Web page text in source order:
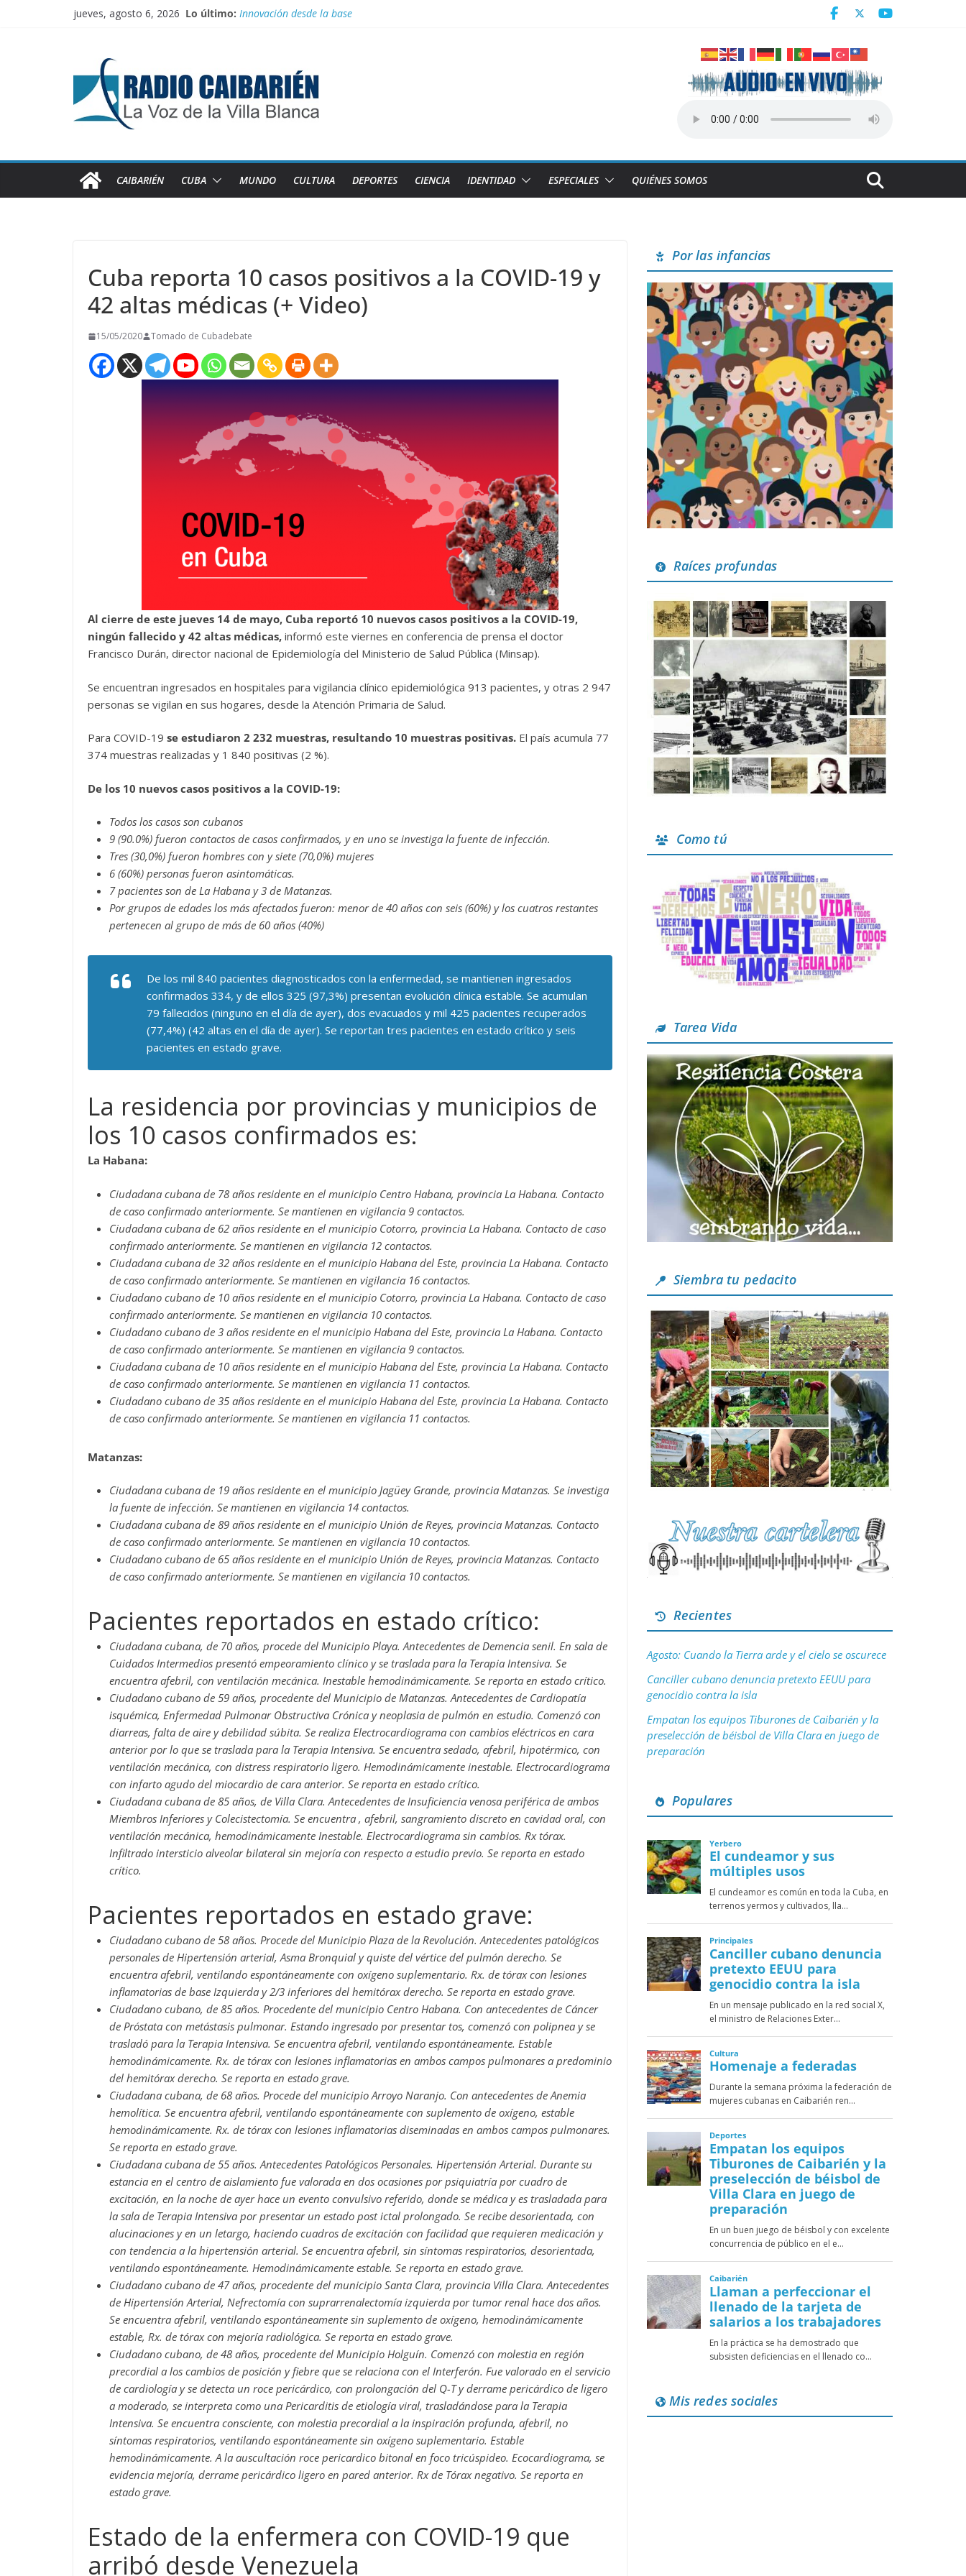
jueves, agosto 6, 2026 Lo último: Innovación desde la base
Empatan los equipos Tiburones de Caibarién y la preselección de béisbol de Villa Clara en juego de preparación
Homenaje a federadas
CAIBARIÉN CUBA MUNDO CULTURA DEPORTES CIENCIA IDENTIDAD ESPECIALES QUIÉNES SOMOS
Cuba reporta 10 casos positivos a la COVID-19 y
42 altas médicas (+ Video)
15/05/2020 Tomado de Cubadebate
Al cierre de este jueves 14 de mayo, Cuba reportó 10 nuevos casos positivos a la COVID-19,
ningún fallecido y 42 altas médicas, informó este viernes en conferencia de prensa el doctor
Francisco Durán, director nacional de Epidemiología del Ministerio de Salud Pública (Minsap).
Se encuentran ingresados en hospitales para vigilancia clínico epidemiológica 913 pacientes, y otras 2 947
personas se vigilan en sus hogares, desde la Atención Primaria de Salud.
Para COVID-19 se estudiaron 2 232 muestras, resultando 10 muestras positivas. El país acumula 77
374 muestras realizadas y 1 840 positivas (2 %).
De los 10 nuevos casos positivos a la COVID-19:
Todos los casos son cubanos
9 (90.0%) fueron contactos de casos confirmados, y en uno se investiga la fuente de infección.
Tres (30,0%) fueron hombres con y siete (70,0%) mujeres
6 (60%) personas fueron asintomáticas.
7 pacientes son de La Habana y 3 de Matanzas.
Por grupos de edades los más afectados fueron: menor de 40 años con seis (60%) y los cuatros restantes
pertenecen al grupo de más de 60 años (40%)
De los mil 840 pacientes diagnosticados con la enfermedad, se mantienen ingresados
confirmados 334, y de ellos 325 (97,3%) presentan evolución clínica estable. Se acumulan
79 fallecidos (ninguno en el día de ayer), dos evacuados y mil 425 pacientes recuperados
(77,4%) (42 altas en el día de ayer). Se reportan tres pacientes en estado crítico y seis
pacientes en estado grave.
La residencia por provincias y municipios de
los 10 casos confirmados es:
La Habana:
Ciudadana cubana de 78 años residente en el municipio Centro Habana, provincia La Habana. Contacto
de caso confirmado anteriormente. Se mantienen en vigilancia 9 contactos.
Ciudadana cubana de 62 años residente en el municipio Cotorro, provincia La Habana. Contacto de caso
confirmado anteriormente. Se mantienen en vigilancia 12 contactos.
Ciudadana cubana de 32 años residente en el municipio Habana del Este, provincia La Habana. Contacto
de caso confirmado anteriormente. Se mantienen en vigilancia 16 contactos.
Ciudadano cubano de 10 años residente en el municipio Cotorro, provincia La Habana. Contacto de caso
confirmado anteriormente. Se mantienen en vigilancia 10 contactos.
Ciudadano cubano de 3 años residente en el municipio Habana del Este, provincia La Habana. Contacto
de caso confirmado anteriormente. Se mantienen en vigilancia 9 contactos.
Ciudadana cubana de 10 años residente en el municipio Habana del Este, provincia La Habana. Contacto
de caso confirmado anteriormente. Se mantienen en vigilancia 11 contactos.
Ciudadano cubano de 35 años residente en el municipio Habana del Este, provincia La Habana. Contacto
de caso confirmado anteriormente. Se mantienen en vigilancia 11 contactos.
Matanzas:
Ciudadana cubana de 19 años residente en el municipio Jagüey Grande, provincia Matanzas. Se investiga
la fuente de infección. Se mantienen en vigilancia 14 contactos.
Ciudadana cubana de 89 años residente en el municipio Unión de Reyes, provincia Matanzas. Contacto
de caso confirmado anteriormente. Se mantienen en vigilancia 10 contactos.
Ciudadano cubano de 65 años residente en el municipio Unión de Reyes, provincia Matanzas. Contacto
de caso confirmado anteriormente. Se mantienen en vigilancia 10 contactos.
Pacientes reportados en estado crítico:
Ciudadana cubana, de 70 años, procede del Municipio Playa. Antecedentes de Demencia senil. En sala de
Cuidados Intermedios presentó empeoramiento clínico y se traslada para la Terapia Intensiva. Se
encuentra afebril, con ventilación mecánica. Inestable hemodinámicamente. Se reporta en estado crítico.
Ciudadano cubano de 59 años, procedente del Municipio de Matanzas. Antecedentes de Cardiopatía
isquémica, Enfermedad Pulmonar Obstructiva Crónica y neoplasia de pulmón en estudio. Comenzó con
diarreas, falta de aire y debilidad súbita. Se realiza Electrocardiograma con cambios eléctricos en cara
anterior por lo que se traslada para la Terapia Intensiva. Se encuentra sedado, afebril, hipotérmico, con
ventilación mecánica, con distress respiratorio ligero. Hemodinámicamente inestable. Electrocardiograma
con infarto agudo del miocardio de cara anterior. Se reporta en estado crítico.
Ciudadana cubana de 85 años, de Villa Clara. Antecedentes de Insuficiencia venosa periférica de ambos
Miembros Inferiores y Colecistectomía. Se encuentra , afebril, sangramiento discreto en cavidad oral, con
ventilación mecánica, hemodinámicamente Inestable. Electrocardiograma sin cambios. Rx tórax.
Infiltrado intersticio alveolar bilateral sin mejoría con respecto a estudio previo. Se reporta en estado
crítico.
Pacientes reportados en estado grave:
Ciudadano cubano de 58 años. Procede del Municipio Plaza de la Revolución. Antecedentes patológicos
personales de Hipertensión arterial, Asma Bronquial y quiste del vértice del pulmón derecho. Se
encuentra afebril, ventilando espontáneamente con oxígeno suplementario. Rx. de tórax con lesiones
inflamatorias de base Izquierda y 2/3 inferiores del hemitórax derecho. Se reporta en estado grave.
Ciudadano cubano, de 85 años. Procedente del municipio Centro Habana. Con antecedentes de Cáncer
de Próstata con metástasis pulmonar. Estando ingresado por presentar tos, comenzó con polipnea y se
trasladó para la Terapia Intensiva. Se encuentra afebril, ventilando espontáneamente. Estable
hemodinámicamente. Rx. de tórax con lesiones inflamatorias en ambos campos pulmonares a predominio
del hemitórax derecho. Se reporta en estado grave.
Ciudadana cubana, de 68 años. Procede del municipio Arroyo Naranjo. Con antecedentes de Anemia
hemolítica. Se encuentra afebril, ventilando espontáneamente con suplemento de oxígeno, estable
hemodinámicamente. Rx. de tórax con lesiones inflamatorias diseminadas en ambos campos pulmonares.
Se reporta en estado grave.
Ciudadana cubana de 55 años. Antecedentes Patológicos Personales. Hipertensión Arterial. Durante su
estancia en el centro de aislamiento fue valorada en dos ocasiones por psiquiatría por cuadro de
excitación, en la noche de ayer hace un evento convulsivo referido, donde se médica y es trasladada para
la sala de Terapia Intensiva por presentar un estado post ictal prolongado. Se recibe desorientada, con
alucinaciones y en un letargo, haciendo cuadros de excitación con facilidad que requieren medicación y
con tendencia a la hipertensión arterial. Se encuentra afebril, sin síntomas respiratorios, desorientada,
ventilando espontáneamente. Hemodinámicamente estable. Se reporta en estado grave.
Ciudadano cubano de 47 años, procedente del municipio Santa Clara, provincia Villa Clara. Antecedentes
de Hipertensión Arterial, Nefrectomía con suprarrenalectomía izquierda por tumor renal hace dos años.
Se encuentra afebril, ventilando espontáneamente sin suplemento de oxígeno, hemodinámicamente
estable, Rx. de tórax con mejoría radiológica. Se reporta en estado grave.
Ciudadano cubano, de 48 años, procedente del Municipio Holguín. Comenzó con molestia en región
precordial a los cambios de posición y fiebre que se relaciona con el Interferón. Fue valorado en el servicio
de cardiología y se detecta un roce pericárdico, con prolongación del Q-T y derrame pericárdico de ligero
a moderado, se interpreta como una Pericarditis de etiología viral, trasladándose para la Terapia
Intensiva. Se encuentra consciente, con molestia precordial a la inspiración profunda, afebril, no
síntomas respiratorios, ventilando espontáneamente sin oxígeno suplementario. Estable
hemodinámicamente. A la auscultación roce pericardico bitonal en foco tricúspideo. Ecocardiograma, se
evidencia mejoría, derrame pericárdico ligero en pared anterior. Rx de Tórax negativo. Se reporta en
estado grave.
Estado de la enfermera con COVID-19 que
arribó desde Venezuela
Por las infancias
Raíces profundas
Como tú
Tarea Vida
Siembra tu pedacito
Recientes
Agosto: Cuando la Tierra arde y el cielo se oscurece
Canciller cubano denuncia pretexto EEUU para
genocidio contra la isla
Empatan los equipos Tiburones de Caibarién y la
preselección de béisbol de Villa Clara en juego de
preparación
Populares
Mis redes sociales